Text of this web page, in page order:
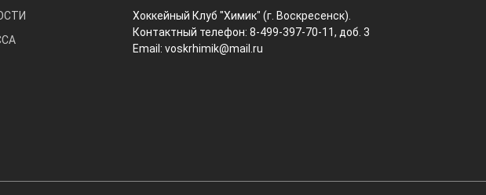
Хоккейный Клуб "Химик" (г. Воскресенск).
Контактный телефон: 8-499-397-70-11, доб. 3
Email:voskrhimik@mail.ru